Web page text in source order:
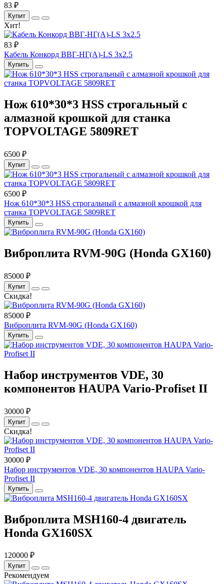
83 ₽
Купит
Хит!
83 ₽
Кабель Конкорд ВВГ-НГ(А)-LS 3х2.5
Купить
Нож 610*30*3 HSS строгальный с
алмазной крошкой для станка
TOPVOLTAGE 5809RET
6500 ₽
Купит
6500 ₽
Нож 610*30*3 HSS строгальный с алмазной крошкой для
станка TOPVOLTAGE 5809RET
Купить
Виброплита RVM-90G (Honda GX160)
85000 ₽
Купит
Скидка!
85000 ₽
Виброплита RVM-90G (Honda GX160)
Купить
Набор инструментов VDE, 30
компонентов HAUPA Vario-Profiset II
30000 ₽
Купит
Скидка!
30000 ₽
Набор инструментов VDE, 30 компонентов HAUPA Vario-
Profiset II
Купить
Виброплита MSH160-4 двигатель
Honda GX160SX
120000 ₽
Купит
Рекомендуем